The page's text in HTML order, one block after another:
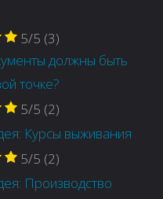
5/5 (3)
должны быть
точке?
5/5 (2)
Курсы выживания
5/5 (2)
Производство